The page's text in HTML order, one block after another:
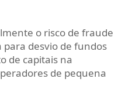
o risco de fraude
para desvio de fundos
de capitais na
de pequena